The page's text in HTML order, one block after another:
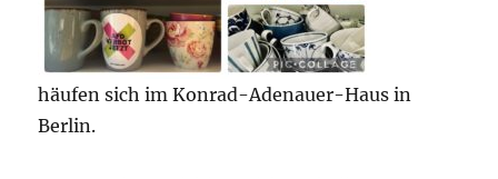
häufen sich im Konrad-Adenauer-Haus in
Berlin.